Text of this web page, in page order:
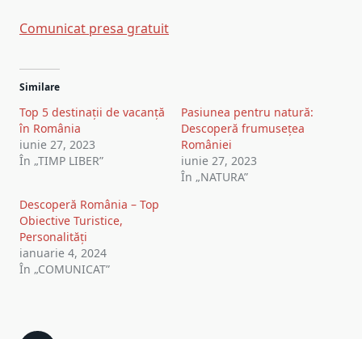
Navigare
în
articole
Comunicat presa gratuit
Similare
Top 5 destinații de vacanță
în România
iunie 27, 2023
În „TIMP LIBER”
Pasiunea pentru natură:
Descoperă frumusețea
României
iunie 27, 2023
În „NATURA”
Descoperă România – Top
Obiective Turistice,
Personalități
ianuarie 4, 2024
În „COMUNICAT”